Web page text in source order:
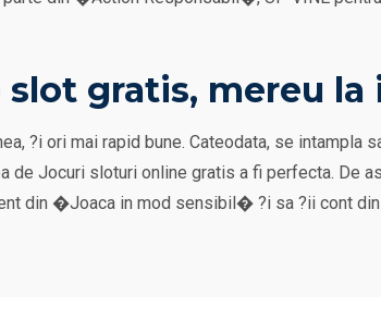
gratis, mereu la
?i ori mai rapid bune. Cateodata, se intampla
de Jocuri sloturi online gratis a fi perfecta. De
din �Joaca in mod sensibil� ?i sa ?ii cont